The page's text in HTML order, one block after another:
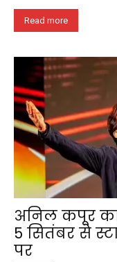
Read more
अनिल कपूर का
5 सितंबर से
पर